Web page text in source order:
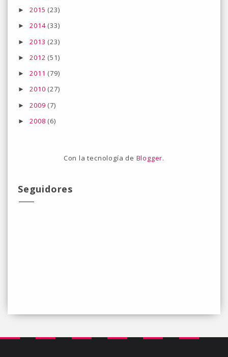
►2015 (23)
►2014 (33)
►2013 (23)
►2012 (51)
►2011 (79)
►2010 (27)
►2009 (7)
►2008 (6)
Con la tecnología de Blogger.
Seguidores